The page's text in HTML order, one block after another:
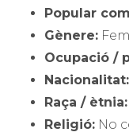
Popular
Gènere:
Ocupació /
Nacionalitat:
Raça / ètnia:
Religió: No